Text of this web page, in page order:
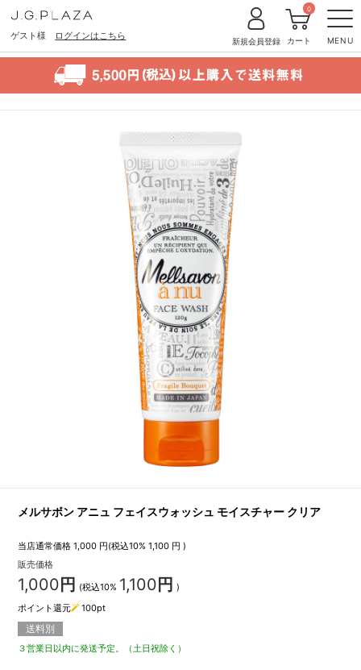
ゲスト様 ログインはこちら MENU
新規会員登録 カート
0
メルサボン アニュ フェイスウォッシュ モイスチャー クリア
当店通常価格 1,000 円(税込10%1,100 円 )
販売価格
1,000 円 (税込10% 1,100 円 )
ポイント還元
100pt
送料別
３営業日以内に発送予定。（土日祝除く）